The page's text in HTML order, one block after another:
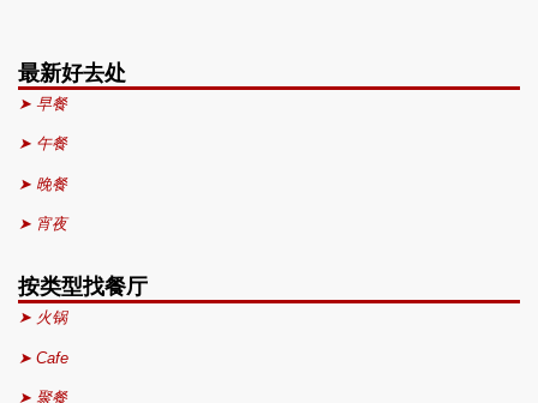
最新好去处
➤ 早餐
➤ 午餐
➤ 晚餐
➤ 宵夜
按类型找餐厅
➤ 火锅
➤ Cafe
➤ 聚餐